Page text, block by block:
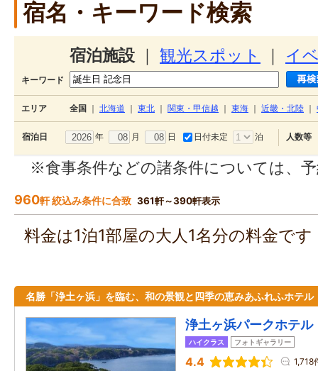
宿名・キーワード検索
宿泊施設 観光スポット イ
キーワード
エリア 全国 北海道 東北 関東・甲信越 東海 近畿・北陸
宿泊日 年 月 日 日付未定 泊 人数等
※食事条件などの諸条件については、
960軒 絞込み条件に合致 361軒～390軒表示
料金は1泊1部屋の大人1名分の料金で
名勝「浄土ヶ浜」を臨む、和の景観と四季の恵みあふれふホテル
浄土ヶ浜パークホテル
ハイクラス フォトギャラリー
4.4 1,718